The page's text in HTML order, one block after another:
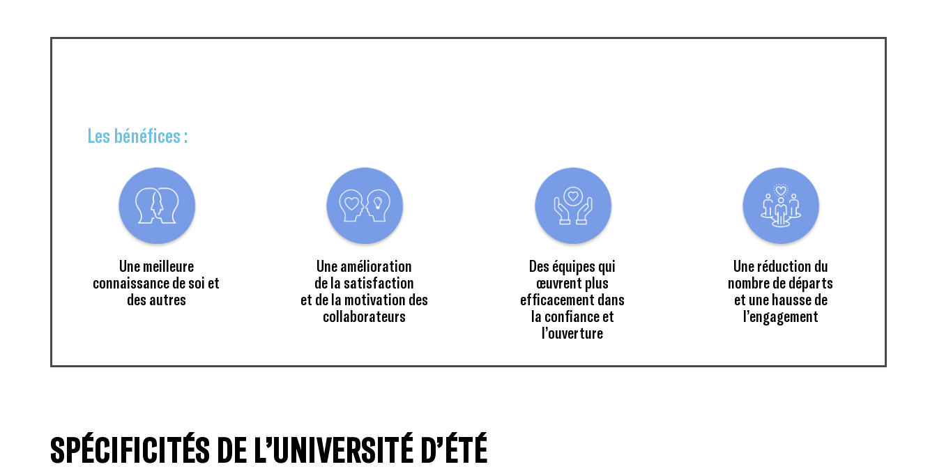
Les bénéfices :
Une meilleure
connaissance de soi et
des autres
Une amélioration
de la satisfaction
et de la motivation des
collaborateurs
Des équipes qui
œuvrent plus
efficacement dans
la confiance et
l’ouverture
Une réduction du
nombre de départs
et une hausse de
l’engagement
SPÉCIFICITÉS DE L’UNIVERSITÉ D’ÉTÉ